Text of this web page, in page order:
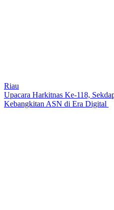
Riau
Upacara Harkitnas Ke-118,
Kebangkitan ASN di Era Digital